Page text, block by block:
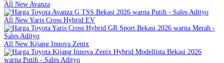
All New Avanza
All New Yaris Cross Hybrid EV
All New Kijang Innova Zenix